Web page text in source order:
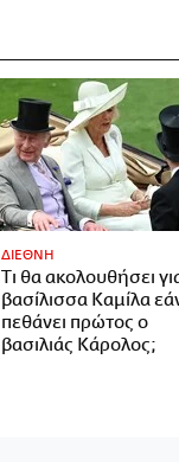
ΔΙΕΘΝΗ
Τι θα ακολουθήσει
βασίλισσα Καμίλα
πεθάνει πρώτος ο
βασιλιάς Κάρολος;